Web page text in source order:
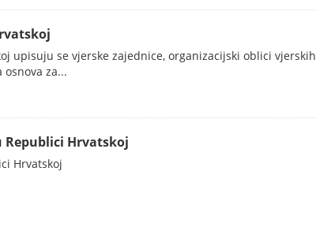
upisuju se vjerske zajednice, organizacijski oblici vjerskih
za...
Republici Hrvatskoj
Hrvatskoj